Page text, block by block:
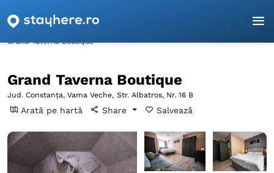
Pagina principală
Grand Taverna Boutique
Grand Taverna Boutique
Jud. Constanța, Vama Veche, Str. Albatros, Nr. 16 B
Arată pe hartă Share Salvează